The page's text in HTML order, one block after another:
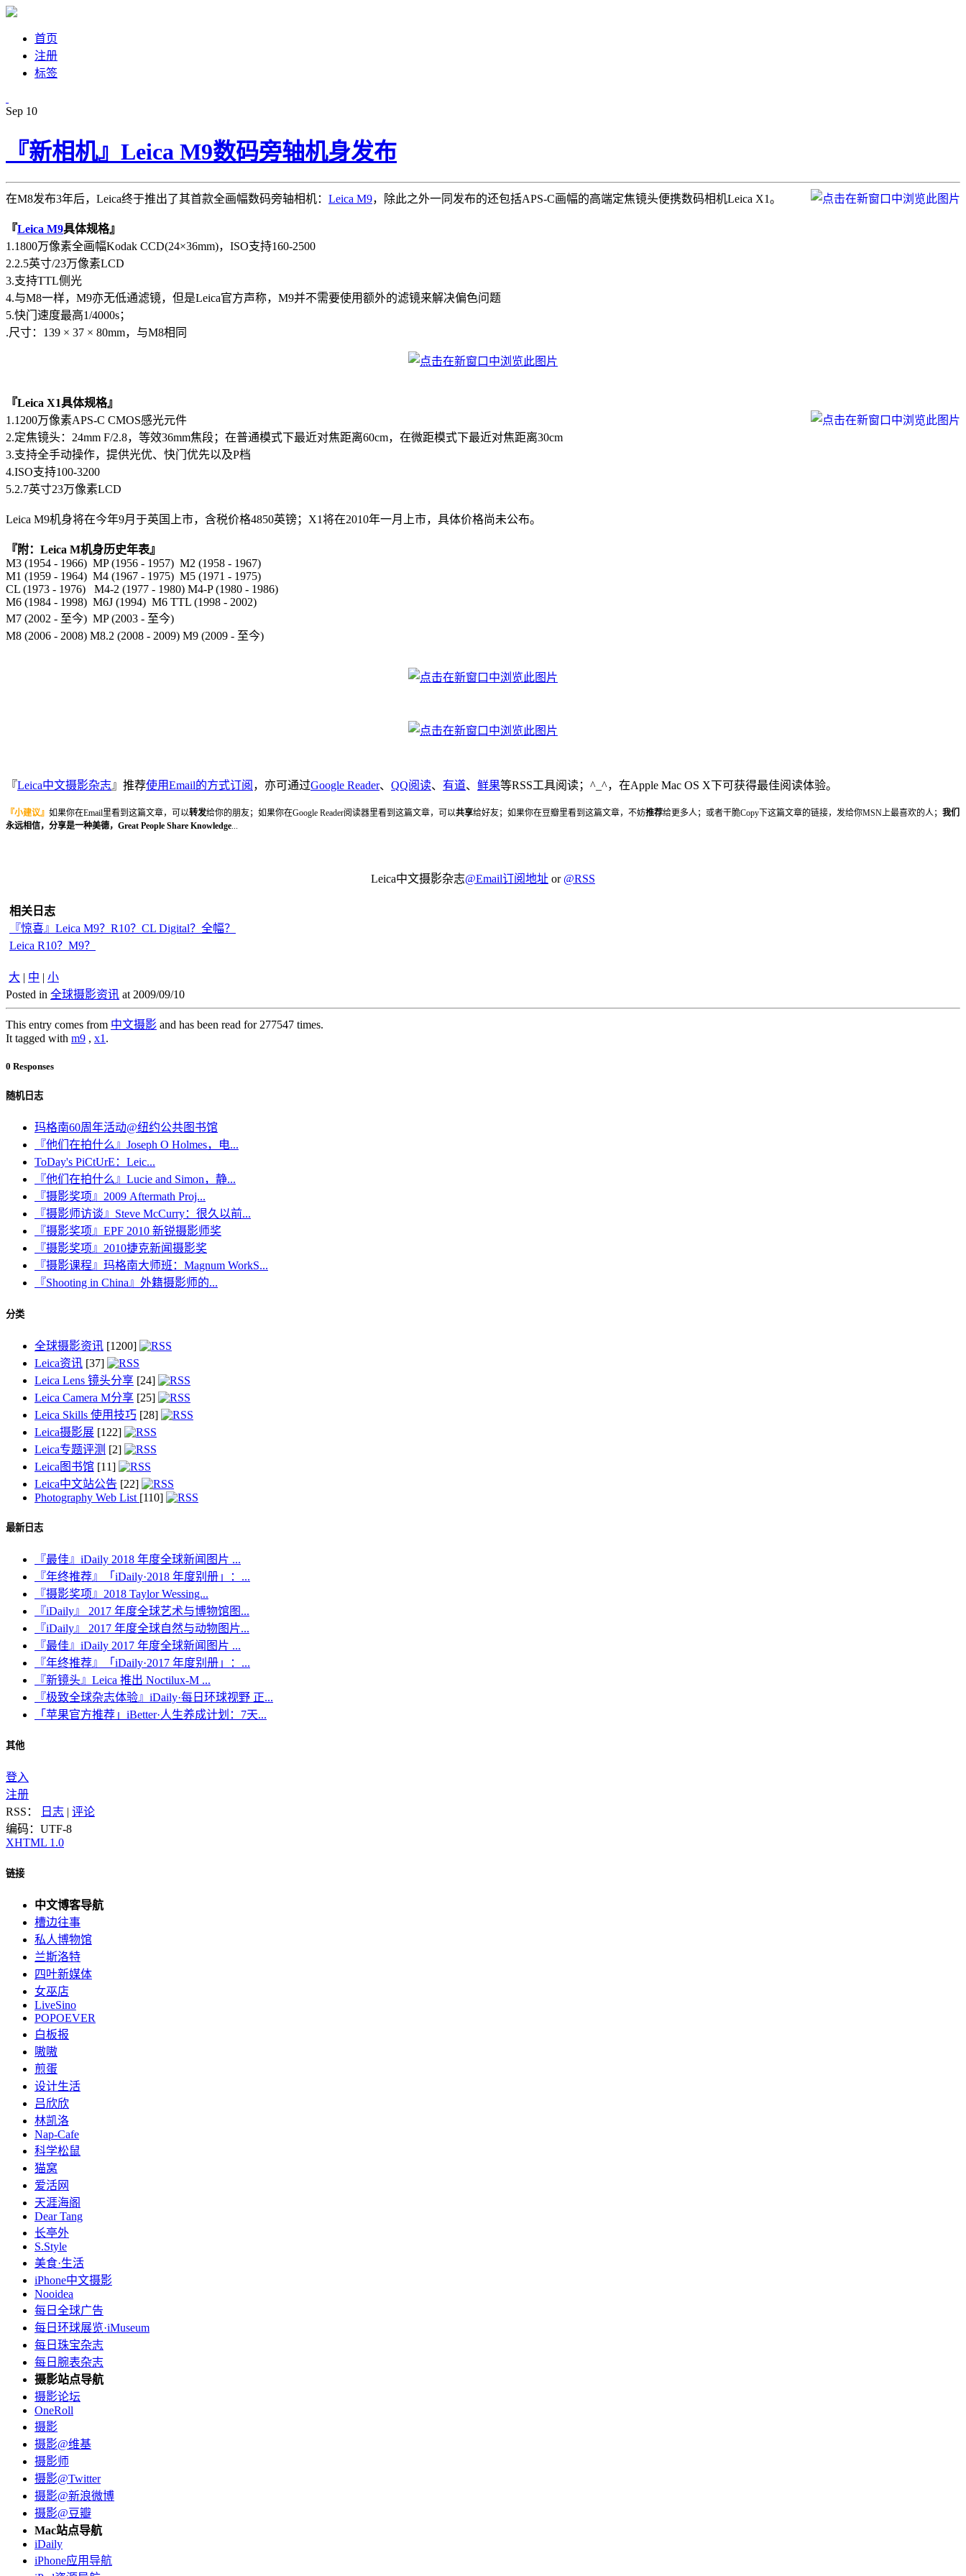
首页
注册
标签
Sep 10
『新相机』Leica M9数码旁轴机身发布
在M8发布3年后，Leica终于推出了其首款全画幅数码旁轴相机： Leica M9，除此之外一同发布的还包括APS-C画幅的高端定焦镜头便携数码相机Leica X1。
『Leica M9具体规格』
1.1800万像素全画幅Kodak CCD(24×36mm)，ISO支持160-2500
2.2.5英寸/23万像素LCD
3.支持TTL侧光
4.与M8一样，M9亦无低通滤镜，但是Leica官方声称，M9并不需要使用额外的滤镜来解决偏色问题
5.快门速度最高1/4000s；
.尺寸：139 × 37 × 80mm，与M8相同
『Leica X1具体规格』
1.1200万像素APS-C CMOS感光元件
2.定焦镜头：24mm F/2.8，等效36mm焦段；在普通模式下最近对焦距离60cm，在微距模式下最近对焦距离30cm
3.支持全手动操作，提供光优、快门优先以及P档
4.ISO支持100-3200
5.2.7英寸23万像素LCD
Leica M9机身将在今年9月于英国上市，含税价格4850英镑；X1将在2010年一月上市，具体价格尚未公布。
『附：Leica M机身历史年表』
M3 (1954 - 1966) MP (1956 - 1957) M2 (1958 - 1967)
M1 (1959 - 1964) M4 (1967 - 1975) M5 (1971 - 1975)
CL (1973 - 1976) M4-2 (1977 - 1980) M4-P (1980 - 1986)
M6 (1984 - 1998) M6J (1994) M6 TTL (1998 - 2002)
M7 (2002 - 至今) MP (2003 - 至今)
M8 (2006 - 2008) M8.2 (2008 - 2009) M9 (2009 - 至今)
『Leica中文摄影杂志』推荐使用Email的方式订阅 ，亦可通过Google Reader、 QQ阅读、 有道、 鲜果等RSS工具阅读；^_^，在Apple Mac OS X下可获得最佳阅读体验。
『小建议』 如果你在Email里看到这篇文章，可以转发给你的朋友；如果你在Google Reader阅读器里看到这篇文章，可以共享给好友；如果你在豆瓣里看到这篇文章，不妨推荐给更多人；或者干脆Copy下这篇文章的链接，发给你MSN上最喜欢的人； 我们
永远相信，分享是一种美德，Great People Share Knowledge...
Leica中文摄影杂志@Email订阅地址 or @RSS
相关日志
『惊喜』Leica M9？R10？CL Digital？全幅？
Leica R10？M9？
大 | 中 | 小
Posted in 全球摄影资讯 at 2009/09/10
This entry comes from 中文摄影 and has been read for 277547 times.
It tagged with m9 , x1 .
0 Responses
随机日志
玛格南60周年活动@纽约公共图书馆
『他们在拍什么』Joseph O Holmes，电...
ToDay's PiCtUrE：Leic...
『他们在拍什么』Lucie and Simon，静...
『摄影奖项』2009 Aftermath Proj...
『摄影师访谈』Steve McCurry：很久以前...
『摄影奖项』EPF 2010 新锐摄影师奖
『摄影奖项』2010捷克新闻摄影奖
『摄影课程』玛格南大师班：Magnum WorkS...
『Shooting in China』外籍摄影师的...
分类
全球摄影资讯 [1200]
Leica资讯 [37]
Leica Lens 镜头分享 [24]
Leica Camera M分享 [25]
Leica Skills 使用技巧 [28]
Leica摄影展 [122]
Leica专题评测 [2]
Leica图书馆 [11]
Leica中文站公告 [22]
Photography Web List [110]
最新日志
『最佳』iDaily 2018 年度全球新闻图片 ...
『年终推荐』「iDaily·2018 年度别册」：...
『摄影奖项』2018 Taylor Wessing...
『iDaily』 2017 年度全球艺术与博物馆图...
『iDaily』 2017 年度全球自然与动物图片...
『最佳』iDaily 2017 年度全球新闻图片 ...
『年终推荐』「iDaily·2017 年度别册」：...
『新镜头』Leica 推出 Noctilux-M ...
『极致全球杂志体验』iDaily·每日环球视野 正...
「苹果官方推荐」iBetter·人生养成计划：7天...
其他
登入
注册
RSS：
日志 | 评论
编码：UTF-8
XHTML 1.0
链接
中文博客导航
槽边往事
私人博物馆
兰斯洛特
四叶新媒体
女巫店
LiveSino
POPOEVER
白板报
嗷嗷
煎蛋
设计生活
吕欣欣
林凯洛
Nap-Cafe
科学松鼠
猫窝
爱活网
天涯海阁
Dear Tang
长亭外
S.Style
美食·生活
iPhone中文摄影
Nooidea
每日全球广告
每日环球展览·iMuseum
每日珠宝杂志
每日腕表杂志
摄影站点导航
摄影论坛
OneRoll
摄影
摄影@维基
摄影师
摄影@Twitter
摄影@新浪微博
摄影@豆瓣
Mac站点导航
iDaily
iPhone应用导航